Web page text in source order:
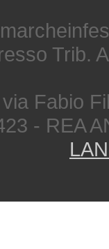
Trib.
Fabio
- REA